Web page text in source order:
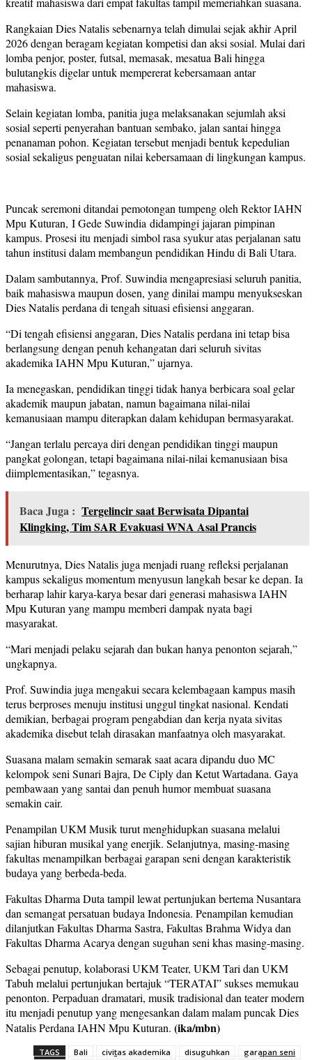
Rangkaian Dies Natalis sebenarnya telah dimulai sejak akhir April
2026 dengan beragam kegiatan kompetisi dan aksi sosial. Mulai dari
lomba penjor, poster, futsal, memasak, mesatua Bali hingga
bulutangkis digelar untuk mempererat kebersamaan antar
mahasiswa.
Selain kegiatan lomba, panitia juga melaksanakan sejumlah aksi
sosial seperti penyerahan bantuan sembako, jalan santai hingga
penanaman pohon. Kegiatan tersebut menjadi bentuk kepedulian
sosial sekaligus penguatan nilai kebersamaan di lingkungan kampus.
Puncak seremoni ditandai pemotongan tumpeng oleh Rektor IAHN
Mpu Kuturan, I Gede Suwindia didampingi jajaran pimpinan
kampus. Prosesi itu menjadi simbol rasa syukur atas perjalanan satu
tahun institusi dalam membangun pendidikan Hindu di Bali Utara.
Dalam sambutannya, Prof. Suwindia mengapresiasi seluruh panitia,
baik mahasiswa maupun dosen, yang dinilai mampu menyukseskan
Dies Natalis perdana di tengah situasi efisiensi anggaran.
“Di tengah efisiensi anggaran, Dies Natalis perdana ini tetap bisa
berlangsung dengan penuh kehangatan dari seluruh sivitas
akademika IAHN Mpu Kuturan,” ujarnya.
Ia menegaskan, pendidikan tinggi tidak hanya berbicara soal gelar
akademik maupun jabatan, namun bagaimana nilai-nilai
kemanusiaan mampu diterapkan dalam kehidupan bermasyarakat.
“Jangan terlalu percaya diri dengan pendidikan tinggi maupun
pangkat golongan, tetapi bagaimana nilai-nilai kemanusiaan bisa
diimplementasikan,” tegasnya.
Baca Juga : Tergelincir saat Berwisata Dipantai
Klingking, Tim SAR Evakuasi WNA Asal Prancis
Menurutnya, Dies Natalis juga menjadi ruang refleksi perjalanan
kampus sekaligus momentum menyusun langkah besar ke depan. Ia
berharap lahir karya-karya besar dari generasi mahasiswa IAHN
Mpu Kuturan yang mampu memberi dampak nyata bagi
masyarakat.
“Mari menjadi pelaku sejarah dan bukan hanya penonton sejarah,”
ungkapnya.
Prof. Suwindia juga mengakui secara kelembagaan kampus masih
terus berproses menuju institusi unggul tingkat nasional. Kendati
demikian, berbagai program pengabdian dan kerja nyata sivitas
akademika disebut telah dirasakan manfaatnya oleh masyarakat.
Suasana malam semakin semarak saat acara dipandu duo MC
kelompok seni Sunari Bajra, De Ciply dan Ketut Wartadana. Gaya
pembawaan yang santai dan penuh humor membuat suasana
semakin cair.
Penampilan UKM Musik turut menghidupkan suasana melalui
sajian hiburan musikal yang enerjik. Selanjutnya, masing-masing
fakultas menampilkan berbagai garapan seni dengan karakteristik
budaya yang berbeda-beda.
Fakultas Dharma Duta tampil lewat pertunjukan bertema Nusantara
dan semangat persatuan budaya Indonesia. Penampilan kemudian
dilanjutkan Fakultas Dharma Sastra, Fakultas Brahma Widya dan
Fakultas Dharma Acarya dengan suguhan seni khas masing-masing.
Sebagai penutup, kolaborasi UKM Teater, UKM Tari dan UKM
Tabuh melalui pertunjukan bertajuk “TERATAI” sukses memukau
penonton. Perpaduan dramatari, musik tradisional dan teater modern
itu menjadi penutup yang mengesankan dalam malam puncak Dies
Natalis Perdana IAHN Mpu Kuturan. (ika/mbn)
TAGS Bali civitas akademika disuguhkan
garapan seni